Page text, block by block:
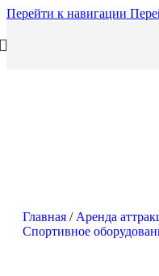
Перейти к навигации
Главная / Аренда
Спортивное